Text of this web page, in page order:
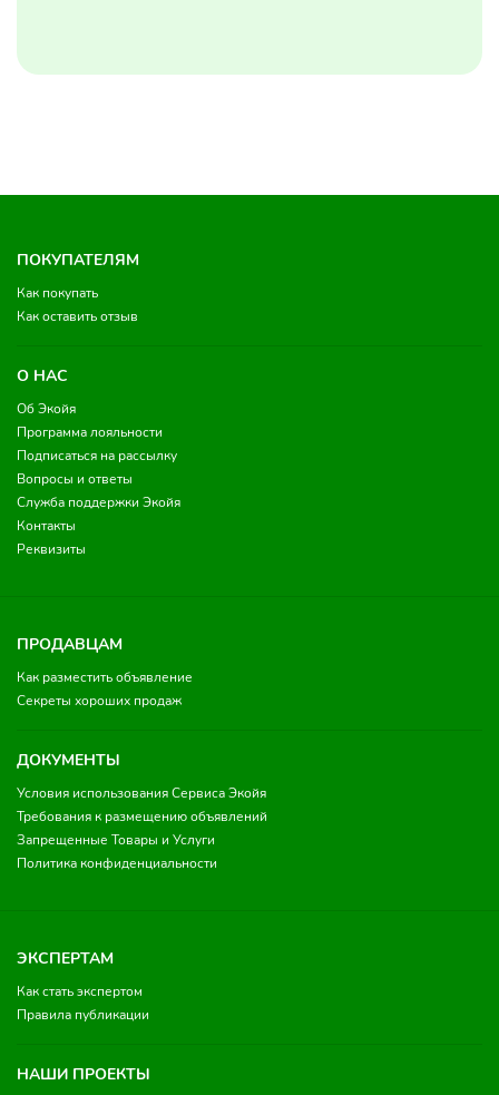
ПОКУПАТЕЛЯМ
Как покупать
Как оставить отзыв
О НАС
Об Экойя
Программа лояльности
Подписаться на рассылку
Вопросы и ответы
Служба поддержки Экойя
Контакты
Реквизиты
ПРОДАВЦАМ
Как разместить объявление
Секреты хороших продаж
ДОКУМЕНТЫ
Условия использования Сервиса Экойя
Требования к размещению объявлений
Запрещенные Товары и Услуги
Политика конфиденциальности
ЭКСПЕРТАМ
Как стать экспертом
Правила публикации
НАШИ ПРОЕКТЫ